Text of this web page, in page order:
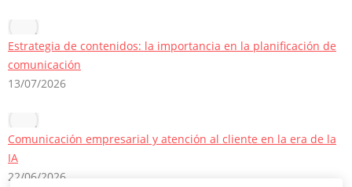
Estrategia de contenidos: la importancia en la planificación de
comunicación
13/07/2026
Comunicación empresarial y atención al cliente en la era de la
IA
22/06/2026